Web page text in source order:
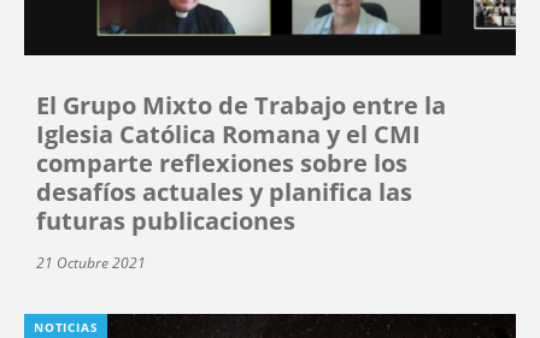
El Grupo Mixto de Trabajo entre la
Iglesia Católica Romana y el CMI
comparte reflexiones sobre los
desafíos actuales y planifica las
futuras publicaciones
21 Octubre 2021
NOTICIAS